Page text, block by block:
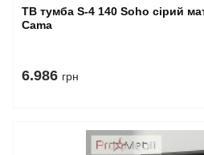
ТВ тумба S-4 140 Soho сірий
Cama
6.986 грн